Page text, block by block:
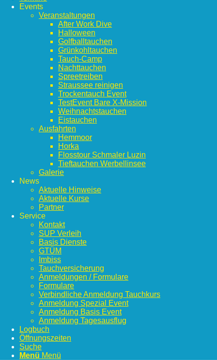
Events
Veranstaltungen
After Work Dive
Halloween
Golfballtauchen
Grünkohltauchen
Tauch-Camp
Nachttauchen
Spreetreiben
Straussee reinigen
Trockentauch Event
TestEvent Bare X-Mission
Weihnachtstauchen
Eistauchen
Ausfahrten
Hemmoor
Horka
Flosstour Schmaler Luzin
Tieftauchen Werbellinsee
Galerie
News
Aktuelle Hinweise
Aktuelle Kurse
Partner
Service
Kontakt
SUP Verleih
Basis Dienste
GTÜM
Imbiss
Tauchversicherung
Anmeldungen / Formulare
Formulare
Verbindliche Anmeldung Tauchkurs
Anmeldung Spezial Event
Anmeldung Basis Event
Anmeldung Tagesausflug
Logbuch
Öffnungszeiten
Suche
Menü Menü